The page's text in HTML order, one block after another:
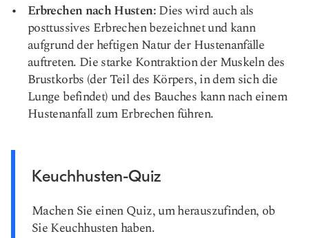
Erbrechen nach Husten:Dies wird auch als
posttussives Erbrechen bezeichnet und kann
aufgrund der heftigen Natur der Hustenanfälle
auftreten. Die starke Kontraktion der Muskeln des
Brustkorbs (der Teil des Körpers, in dem sich die
Lunge befindet) und des Bauches kann nach einem
Hustenanfall zum Erbrechen führen.
Keuchhusten-Quiz
Machen Sie einen Quiz, um herauszufinden, ob
Sie Keuchhusten haben.